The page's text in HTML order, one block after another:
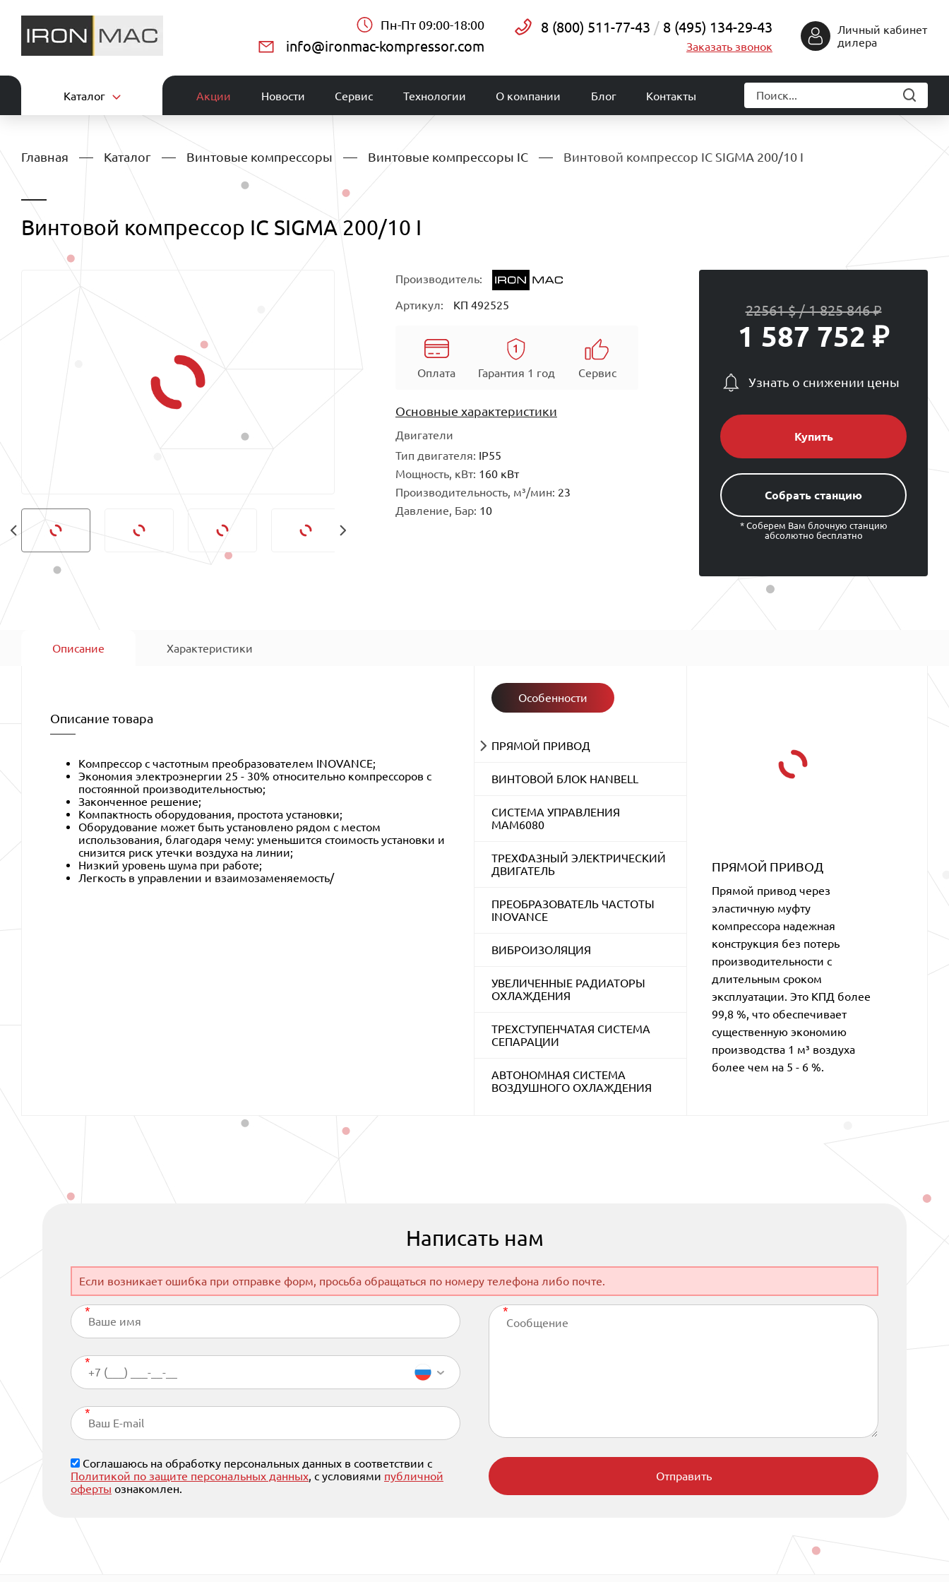
Пн-Пт 09:00-18:00
info@ironmac-kompressor.com
8 (800) 511-77-43 8 (495) 134-29-43
Заказать звонок
Личный кабинет
дилера
Каталог Акции Новости Сервис Технологии О компании Блог Контакты
Главная Каталог Винтовые компрессоры Винтовые компрессоры IC Винтовой компрессор IC SIGMA 200/10 I
Винтовой компрессор IC SIGMA 200/10 I
Производитель:
Артикул: КП 492525
Оплата Гарантия 1 год Сервис
Основные характеристики
Двигатели
Тип двигателя: IP55
Мощность, кВт: 160 кВт
Производительность, м³/мин: 23
Давление, Бар: 10
22561 $ / 1 825 846 ₽
1 587 752 ₽
Узнать о снижении цены
Купить
Cобрать станцию
* Соберем Вам блочную станцию
абсолютно бесплатно
Описание Характеристики
Описание товара
Компрессор с частотным преобразователем INOVANCE;
Экономия электроэнергии 25 - 30% относительно компрессоров с
постоянной производительностью;
Законченное решение;
Компактность оборудования, простота установки;
Оборудование может быть установлено рядом с местом
использования, благодаря чему: уменьшится стоимость установки и
снизится риск утечки воздуха на линии;
Низкий уровень шума при работе;
Легкость в управлении и взаимозаменяемость/
Особенности
ПРЯМОЙ ПРИВОД
ПРЯМОЙ ПРИВОД
Прямой привод через
эластичную муфту
компрессора надежная
конструкция без потерь
производительности с
длительным сроком
эксплуатации. Это КПД более
99,8 %, что обеспечивает
существенную экономию
производства 1 м³ воздуха
более чем на 5 - 6 %.
ВИНТОВОЙ БЛОК HANBELL
СИСТЕМА УПРАВЛЕНИЯ
MAM6080
ТРЕХФАЗНЫЙ ЭЛЕКТРИЧЕСКИЙ
ДВИГАТЕЛЬ
ПРЕОБРАЗОВАТЕЛЬ ЧАСТОТЫ
INOVANCE
ВИБРОИЗОЛЯЦИЯ
УВЕЛИЧЕННЫЕ РАДИАТОРЫ
ОХЛАЖДЕНИЯ
ТРЕХСТУПЕНЧАТАЯ СИСТЕМА
СЕПАРАЦИИ
АВТОНОМНАЯ СИСТЕМА
ВОЗДУШНОГО ОХЛАЖДЕНИЯ
Написать нам
Если возникает ошибка при отправке форм, просьба обращаться по номеру телефона либо почте.
Соглашаюсь на обработку персональных данных в соответствии с
Политикой по защите персональных данных , с условиями публичной
оферты ознакомлен.
Отправить